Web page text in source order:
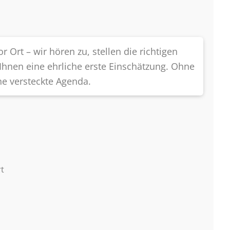
Ort – wir hören zu, stellen die richtigen
eine ehrliche erste Einschätzung. Ohne
versteckte Agenda.